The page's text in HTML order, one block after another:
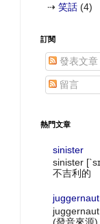
⇢ 笑話 (4)
訂閱
發表文章
留言
熱門文章
sinister
sinister
不吉利的
juggernaut
(發音來源